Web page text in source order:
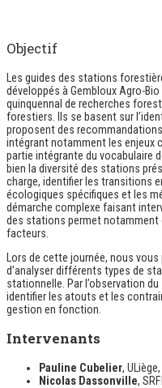
Objectif
Les guides des stations
développés à Gembloux Agro-
quinquennal de recherches
forestiers. Ils se basent sur
proposent des
intégrant notamment les enjeux
partie intégrante du vocabulaire
bien la diversité des stations
charge, identifier les transitions
écologiques spécifiques et les
démarche complexe faisant
des stations permet notamment
facteurs.
Lors de cette journée, nous
d’analyser différents types de
stationnelle. Par l’observation
identifier les atouts et les
gestion en fonction.
Intervenants
Pauline Cubelier,
Nicolas Dassonville,